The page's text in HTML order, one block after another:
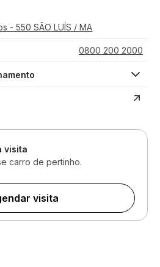
- 550 SÃO LUÍS / MA
0800 200 2000
visita
carro de pertinho.
visita